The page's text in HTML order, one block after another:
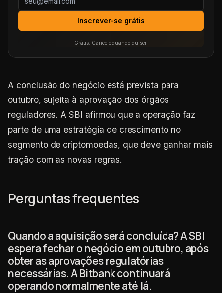
Inscrever-se grátis
Grátis. Cancele quando quiser.
A conclusão do negócio está prevista para
outubro, sujeita à aprovação dos órgãos
reguladores. A SBI afirmou que a operação faz
parte de uma estratégia de crescimento no
segmento de criptomoedas, que deve ganhar mais
tração com as novas regras.
Perguntas frequentes
Quando a aquisição será concluída? A SBI
espera fechar o negócio em outubro, após
obter as aprovações regulatórias
necessárias. A Bitbank continuará
operando normalmente até lá.